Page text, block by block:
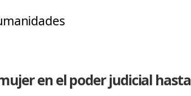
en el poder judicial hasta